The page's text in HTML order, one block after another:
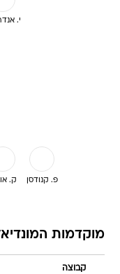
י.
ק. פ. קנודסן
מוקדמות
קבוצה